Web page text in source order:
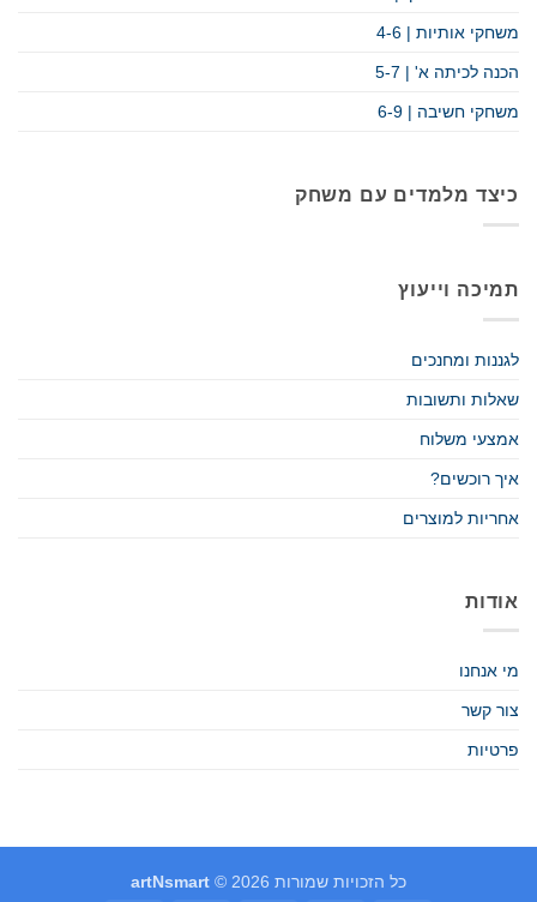
משחקי אותיות | 4-6
הכנה לכיתה א' | 5-7
משחקי חשיבה | 6-9
כיצד מלמדים עם משחק
תמיכה וייעוץ
לגננות ומחנכים
שאלות ותשובות
אמצעי משלוח
איך רוכשים?
אחריות למוצרים
אודות
מי אנחנו
צור קשר
פרטיות
כל הזכויות שמורות 2026 © artNsmart